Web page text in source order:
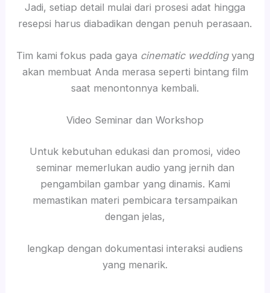
Jadi, setiap detail mulai dari prosesi adat hingga
resepsi harus diabadikan dengan penuh perasaan.
Tim kami fokus pada gaya cinematic weddingyang
akan membuat Anda merasa seperti bintang film
saat menontonnya kembali.
Video Seminar dan Workshop
Untuk kebutuhan edukasi dan promosi, video
seminar memerlukan audio yang jernih dan
pengambilan gambar yang dinamis. Kami
memastikan materi pembicara tersampaikan
dengan jelas,
lengkap dengan dokumentasi interaksi audiens
yang menarik.